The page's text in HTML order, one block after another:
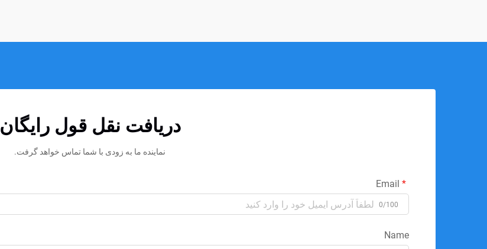
دریافت نقل قول رایگان
نماینده ما به زودی با شما تماس خواهد گرفت.
0/100
Name